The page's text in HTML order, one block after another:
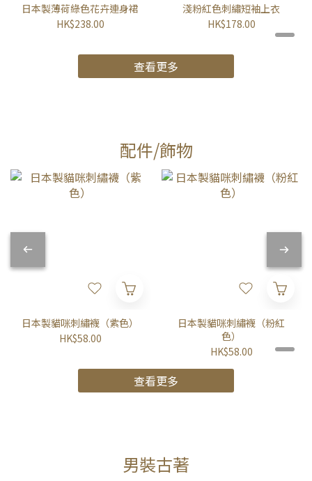
日本製薄荷綠色花卉連身裙
HK$238.00
淺粉紅色刺繡短袖上衣
HK$178.00
查看更多
配件/飾物
日本製貓咪刺繡襪（紫色）
HK$58.00
日本製貓咪刺繡襪（粉紅
色）
HK$58.00
查看更多
男裝古著